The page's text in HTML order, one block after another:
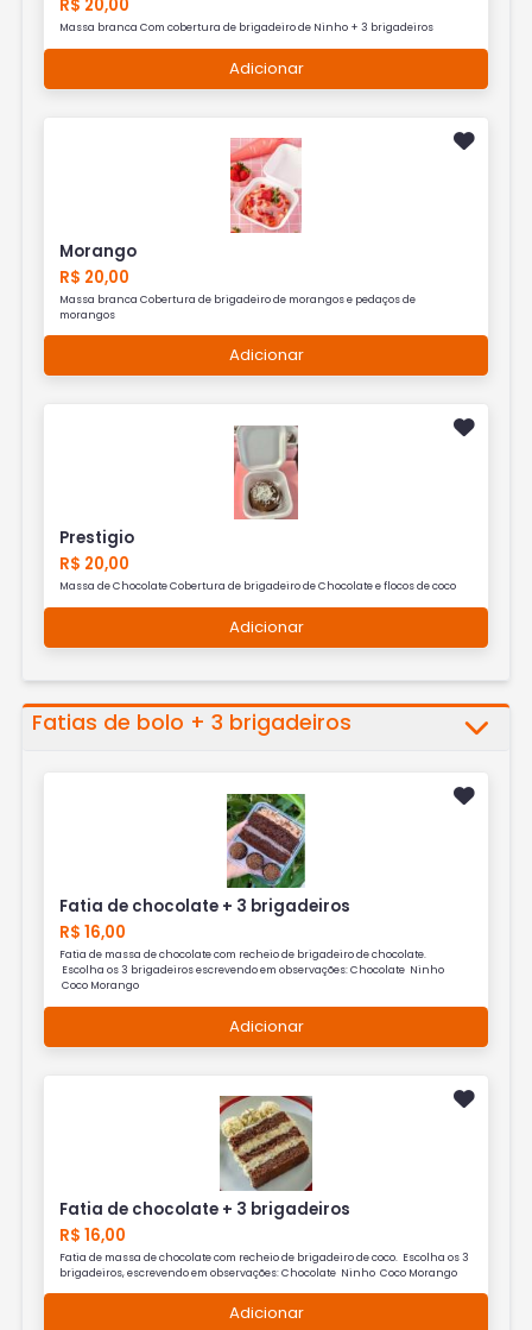
R$ 20,00
Massa branca Com cobertura de brigadeiro de Ninho + 3 brigadeiros
Adicionar
Morango
R$ 20,00
Massa branca Cobertura de brigadeiro de morangos e pedaços de
morangos
Adicionar
Prestigio
R$ 20,00
Massa de Chocolate Cobertura de brigadeiro de Chocolate e flocos de coco
Adicionar
Fatias de bolo + 3 brigadeiros
Fatia de chocolate + 3 brigadeiros
R$ 16,00
Fatia de massa de chocolate com recheio de brigadeiro de chocolate.
Escolha os 3 brigadeiros escrevendo em observações: Chocolate Ninho
Coco Morango
Adicionar
Fatia de chocolate + 3 brigadeiros
R$ 16,00
Fatia de massa de chocolate com recheio de brigadeiro de coco. Escolha os 3
brigadeiros, escrevendo em observações: Chocolate Ninho Coco Morango
Adicionar